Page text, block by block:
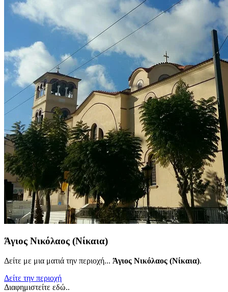
Άγιος Νικόλαος (Νίκαια)
Δείτε με μια ματιά την περιοχή... Άγιος Νικόλαος (Νίκαια).
Δείτε την περιοχή
Διαφημιστείτε εδώ..